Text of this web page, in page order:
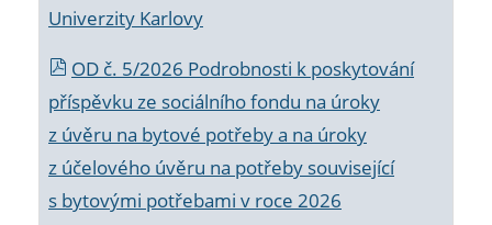
Univerzity Karlovy
OD č. 5/2026 Podrobnosti k poskytování
příspěvku ze sociálního fondu na úroky
z úvěru na bytové potřeby a na úroky
z účelového úvěru na potřeby související
s bytovými potřebami v roce 2026